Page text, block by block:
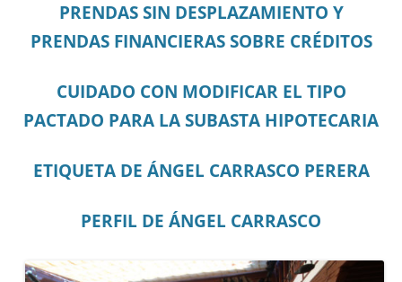
PRENDAS SIN DESPLAZAMIENTO Y
PRENDAS FINANCIERAS SOBRE CRÉDITOS
CUIDADO CON MODIFICAR EL TIPO
PACTADO PARA LA SUBASTA HIPOTECARIA
ETIQUETA DE ÁNGEL CARRASCO PERERA
PERFIL DE ÁNGEL CARRASCO